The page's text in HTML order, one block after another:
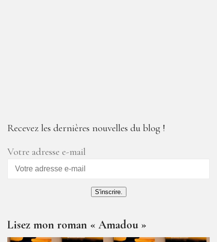
Recevez les dernières nouvelles du blog !
Votre adresse e-mail
S'inscrire.
Lisez mon roman « Amadou »